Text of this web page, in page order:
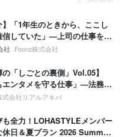
】「1年生のときから、ここし
信していた」—上司の仕事を奪
分の領域を広げていく。
社 Foonz株式会社
の「しごとの裏側」Vol.05】
エンタメを守る仕事」—法務は
ない。挑戦するための保険。
式会社リアルアキバ
も全力！LOHASTYLEメンバー
休日＆夏プラン 2026 Summer